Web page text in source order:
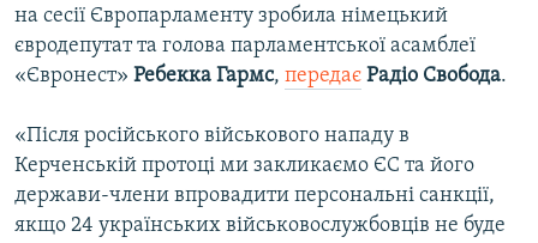
на сесії Європарламенту зробила німецький
євродепутат та голова парламентської асамблеї
«Євронест» Ребекка Гармс, передає Радіо Свобода.
«Після російського військового нападу в
Керченській протоці ми закликаємо ЄС та його
держави-члени впровадити персональні санкції,
якщо 24 українських військовослужбовців не буде